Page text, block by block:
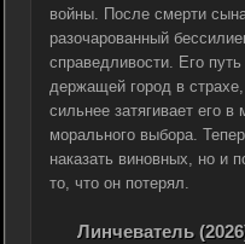
войны. После смерти
разочарованный
справедливости. Его
держащей город в
сильнее затягивает его
морального выбора.
наказать виновных, но и
то, что он потерял.
Линчеватель